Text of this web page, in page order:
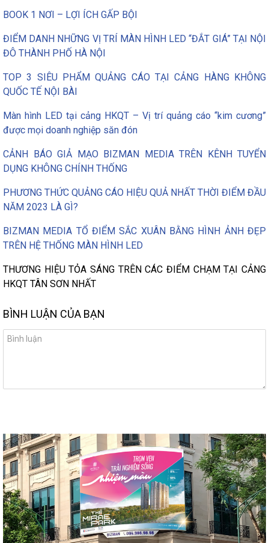
BOOK 1 NƠI – LỢI ÍCH GẤP BỘI
ĐIỂM DANH NHỮNG VỊ TRÍ MÀN HÌNH LED “ĐẮT GIÁ” TẠI NỘI
ĐÔ THÀNH PHỐ HÀ NỘI
TOP 3 SIÊU PHẨM QUẢNG CÁO TẠI CẢNG HÀNG KHÔNG
QUỐC TẾ NỘI BÀI
Màn hình LED tại cảng HKQT – Vị trí quảng cáo “kim cương”
được mọi doanh nghiệp săn đón
CẢNH BÁO GIẢ MẠO BIZMAN MEDIA TRÊN KÊNH TUYỂN
DỤNG KHÔNG CHÍNH THỐNG
PHƯƠNG THỨC QUẢNG CÁO HIỆU QUẢ NHẤT THỜI ĐIỂM ĐẦU
NĂM 2023 LÀ GÌ?
BIZMAN MEDIA TỔ ĐIỂM SẮC XUÂN BẰNG HÌNH ẢNH ĐẸP
TRÊN HỆ THỐNG MÀN HÌNH LED
THƯƠNG HIỆU TỎA SÁNG TRÊN CÁC ĐIỂM CHẠM TẠI CẢNG
HKQT TÂN SƠN NHẤT
BÌNH LUẬN CỦA BẠN